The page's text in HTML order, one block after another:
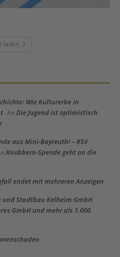
laden
Wie Kulturerbe in
An Die Jugend ist optimistisch
aus Mini-Bayreuth! – RSV
Knobbern-Spende geht an die
endet mit mehreren Anzeigen
und Stadtbau Kelheim GmbH
GmbH und mehr als 1.000